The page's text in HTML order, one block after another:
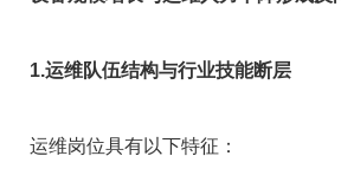
1.运维队伍结构与行业技能断层
运维岗位具有以下特征：